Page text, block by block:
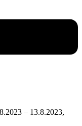
– 13.8.2023,